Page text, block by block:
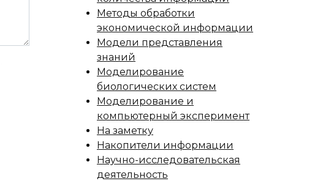
Методы обработки
экономической информации
Модели представления
знаний
Моделирование
биологических систем
Моделирование и
компьютерный эксперимент
На заметку
Накопители информации
Научно-исследовательская
деятельность